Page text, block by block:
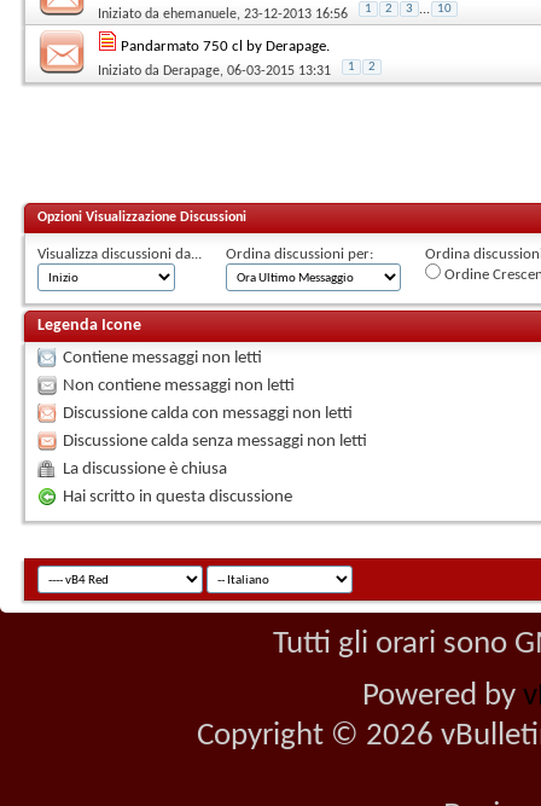
Iniziato da ehemanuele, 23-12-2013 16:56 1 2 3 ... 10
Pandarmato 750 cl by Derapage.
Iniziato da Derapage, 06-03-2015 13:31 1 2
Opzioni Visualizzazione Discussioni
Visualizza discussioni da... Ordina discussioni per:
Ordina
Ordine
Legenda Icone
Contiene messaggi non letti
Non contiene messaggi non letti
Discussione calda con messaggi non letti
Discussione calda senza messaggi non letti
La discussione è chiusa
Hai scritto in questa discussione
Tutti gli orari sono
Powered by
Copyright © 2026